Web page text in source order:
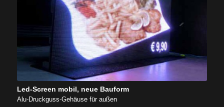
Led-Screen mobil, neue Bauform
Alu-Druckguss-Gehäuse für außen